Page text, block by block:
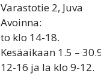
Varastotie 2, Juva
Avoinna:
to klo 14-18.
Kesäaikaan 1.5 –
12-16 ja la klo 9-12.